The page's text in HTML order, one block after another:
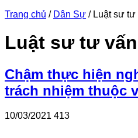
Trang chủ / Dân Sự / Luật sư
Luật sư tư
Chậm thực hiện
trách nhiệm thuộc
10/03/2021 413